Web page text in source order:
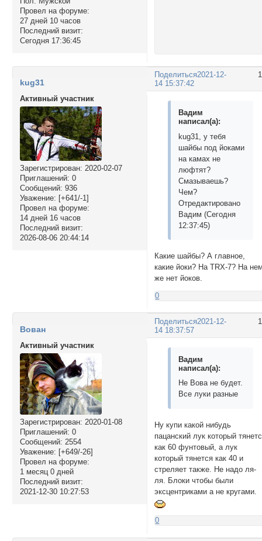
Провел на форуме:
27 дней 10 часов
Последний визит:
Сегодня 17:36:45
Поделиться2021-12-
14 15:37:42
kug31
Активный участник
Зарегистрирован: 2020-02-07
Приглашений: 0
Сообщений: 936
Уважение: [+641/-1]
Провел на форуме:
14 дней 16 часов
Последний визит:
2026-08-06 20:44:14
Вадим
написал(а):
kug31, у тебя
шайбы под йоками
на камах не
люфтят?
Смазываешь?
Чем?
Отредактировано
Вадим (Сегодня
12:37:45)
Какие шайбы? А главное,
какие йоки? На TRX-7? На
же нет йоков.
0
Поделиться2021-12-
14 18:37:57
Вован
Активный участник
Зарегистрирован: 2020-01-08
Приглашений: 0
Сообщений: 2554
Уважение: [+649/-26]
Провел на форуме:
1 месяц 0 дней
Последний визит:
2021-12-30 10:27:53
Вадим
написал(а):
Не Вова не будет.
Все луки разные
Ну купи какой нибудь
пацанский лук который
как 60 фунтовый, а лук
который тянется как 40 и
стреляет также. Не надо ля-
ля. Блоки чтобы были
эксцентриками а не кругами.
0